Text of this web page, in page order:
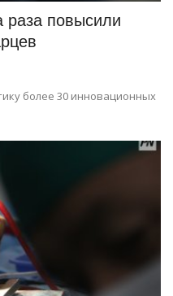
раза повысили
более 30 инновационных